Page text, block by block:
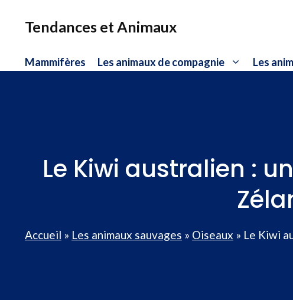
Tendances et Animaux
Mammifères Les animaux de compagnie Les
Le Kiwi australien :
Accueil » Les animaux sauvages » Oiseaux » Le Kiwi